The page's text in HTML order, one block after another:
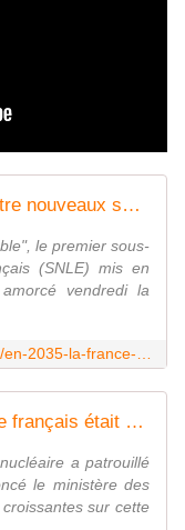
En 2035, la France comptera quatre nouveaux sous-marins nucléaires, discrets "comme un banc de crevettes"
le premier sous-
(SNLE) mis en
vendredi la
Un sous-marin nucléaire d'attaque français était en mer de Chine - Nouvelle-Calédonie la 1ère
a patrouillé
le ministère des
sur cette